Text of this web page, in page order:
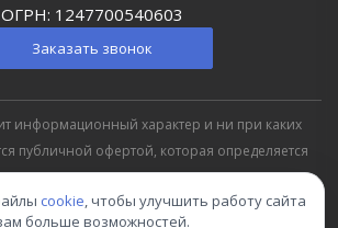
ОГРН: 1247700540603
Заказать звонок
информационный характер и ни при каких
публичной офертой, которая определяется
427 (2) Гражданского кодекса РФ
cookie, чтобы улучшить работу сайта
больше возможностей.